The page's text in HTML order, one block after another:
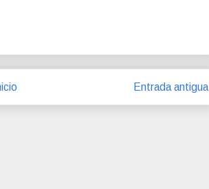
Entrada antigua